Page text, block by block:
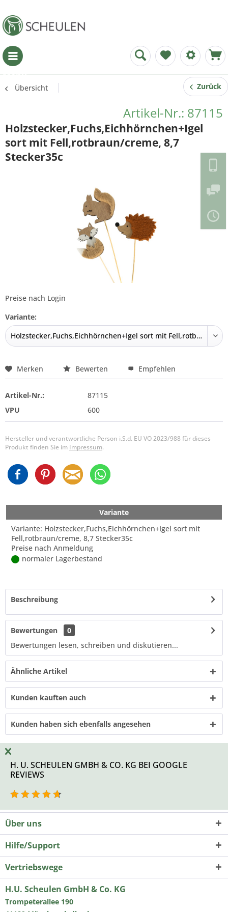
Menü
Übersicht Zurück
Artikel-Nr.: 87115
Holzstecker,Fuchs,Eichhörnchen+Igel
sort mit Fell,rotbraun/creme, 8,7
Stecker35c
Preise nach Login
Variante:
Merken Bewerten Empfehlen
Artikel-Nr.:
87115
VPU
600
Hersteller und verantwortliche Person i.S.d. EU VO 2023/988 für dieses
Produkt finden Sie im Impressum.
Variante
Variante: Holzstecker,Fuchs,Eichhörnchen+Igel sort mit
Fell,rotbraun/creme, 8,7 Stecker35c
Preise nach Anmeldung
normaler Lagerbestand
Beschreibung
Bewertungen
0
Bewertungen lesen, schreiben und diskutieren...
Ähnliche Artikel
Kunden kauften auch
Kunden haben sich ebenfalls angesehen
H. U. SCHEULEN GMBH & CO. KG BEI GOOGLE
REVIEWS
Über uns
Hilfe/Support
Vertriebswege
H.U. Scheulen GmbH & Co. KG
Trompeterallee 190